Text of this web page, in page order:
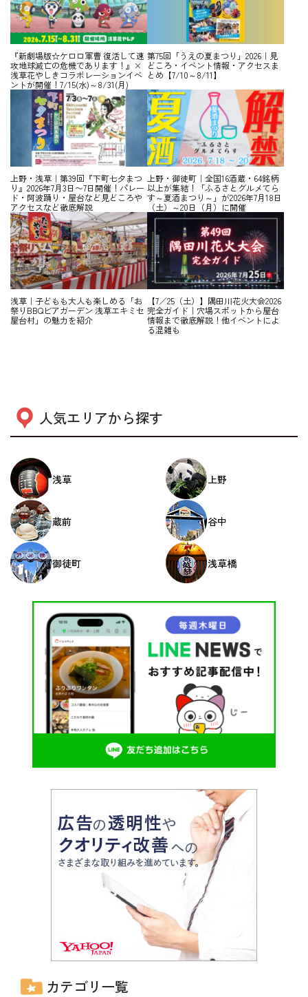
『新劇場版☆ケロロ軍曹 復活して速
攻地球滅亡の危機であります！』×
浅草花やしきコラボレーションイベ
ントが開催！7/15(水)～8/31(月)
第75回「うえの夏まつり」2026｜見
どころ・イベント情報・アクセスま
とめ【7/10～8/11】
上野・浅草｜第39回『下町七夕まつ
り』2026年7月3日〜7日開催！パレー
ド・阿波踊り・屋台など見どころや
アクセスなど徹底解説
上野・御徒町｜全国16酒蔵・64銘柄
以上が集結！「ふるさとグルメてら
す～夏酒まつり～」が2026年7月18日
（土）～20日（月）に開催
浅草｜子どもも大人も楽しめる「お
祭りBBQビアガーデン 浅草エキミセ
屋台村」の魅力を紹介
【7／25（土）】隅田川花火大会2026
完全ガイド｜穴場スポットから屋台
情報まで徹底解説！他イベントによ
る混雑も
人気エリアから探す
浅草 上野
蔵前 谷中
御徒町 浅草橋
カテゴリ一覧